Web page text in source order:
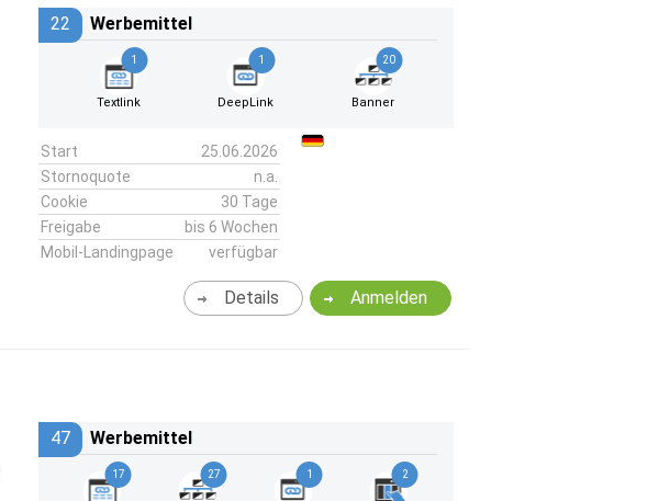
22 Werbemittel
1
Textlink
1
DeepLink
20
Banner
Start
25.06.2026
Stornoquote
n.a.
Cookie
30 Tage
Freigabe
bis 6 Wochen
Mobil-Landingpage
verfügbar
Anmelden
Details
47 Werbemittel
17 27 1 2